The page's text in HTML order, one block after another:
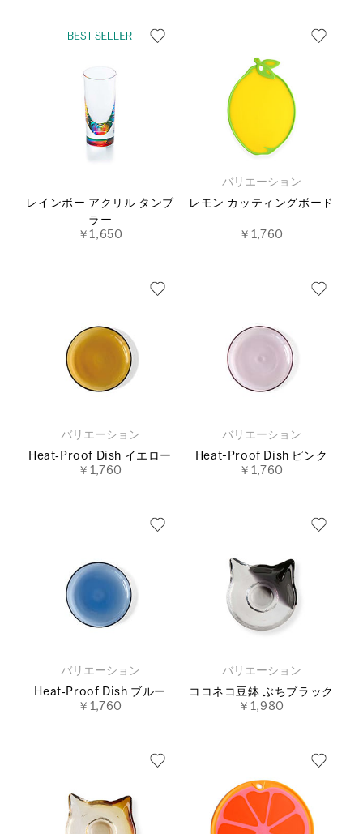
レインボー アクリル タンブ
ラー
￥1,650
バリエーション
レモン カッティングボード
￥1,760
バリエーション
Heat‐Proof Dish イエロー
￥1,760
バリエーション
Heat-Proof Dish ピンク
￥1,760
バリエーション
Heat‐Proof Dish ブルー
￥1,760
バリエーション
ココネコ豆鉢 ぶちブラック
￥1,980